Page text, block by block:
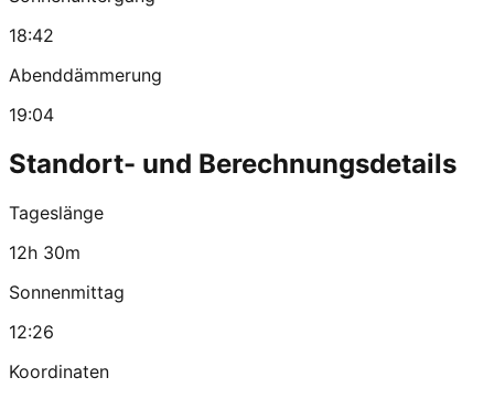
18:42
Abenddämmerung
19:04
Standort- und Berechnungsdetails
Tageslänge
12h 30m
Sonnenmittag
12:26
Koordinaten